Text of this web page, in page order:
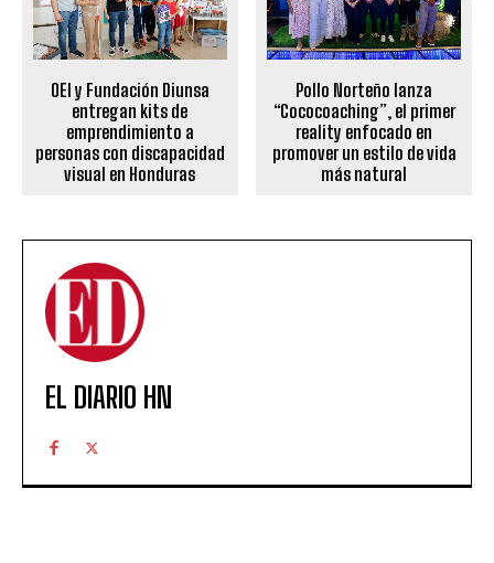
OEI y Fundación Diunsa
entregan kits de
emprendimiento a
personas con discapacidad
visual en Honduras
Pollo Norteño lanza
“Cococoaching”, el primer
reality enfocado en
promover un estilo de vida
más natural
EL DIARIO HN